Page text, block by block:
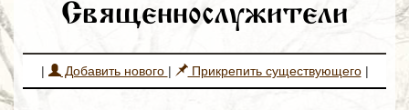
Священнослужители
| Добавить нового | Прикрепить существующего|